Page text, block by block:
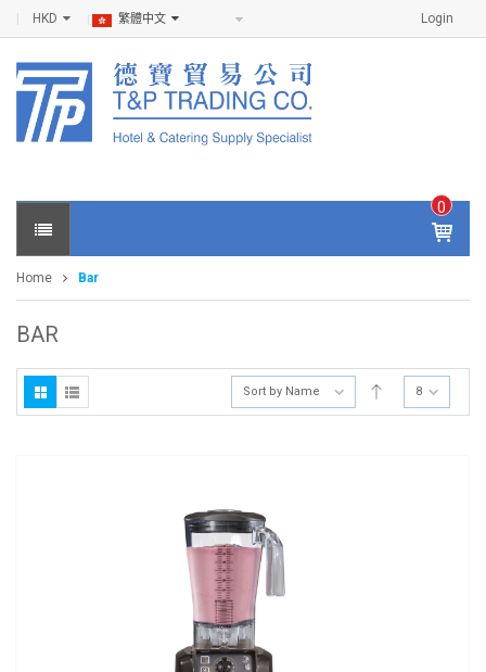
Login
HKD 繁體中文
0
IT
E
S -
0
Home Bar
BAR
Sort by Name 8